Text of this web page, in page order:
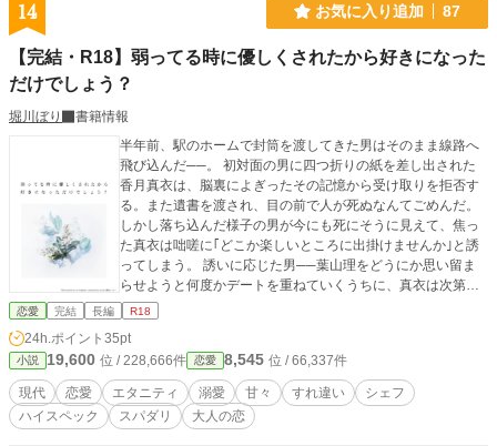
14 お気に入り追加 87
【完結・R18】弱ってる時に優しくされたから好きになった
だけでしょう？
堀川ぼり
書籍情報
半年前、駅のホームで封筒を渡してきた男はそのまま線路へ
飛び込んだ──。 初対面の男に四つ折りの紙を差し出された
香月真衣は、脳裏によぎったその記憶から受け取りを拒否す
る。また遺書を渡され、目の前で人が死ぬなんてごめんだ。
しかし落ち込んだ様子の男が今にも死にそうに見えて、焦っ
た真衣は咄嗟に｢どこか楽しいところに出掛けませんか｣と誘
ってしまう。 誘いに応じた男──葉山理をどうにか思い留ま
らせようと何度かデートを重ねていくうちに、真衣は次第に
葉山に惹かれていくことに。 葉山から告白され、無事に付き
ンジュ〉のオーナーシェフで、“料理界のプリンス”と評される
程の男だということを真衣は後から知ることになった。 早々
に同棲を提案され、帰宅すれば夕食が用意される毎日。甘や
かされ尽くされるほどに、なぜ自分なのかという不安が募っ
ていく。 「弱っていた時に優しくされたから、私のことを好
恋愛 完結 長編 R18
24h.ポイント 35pt
小説 19,600 位 / 228,666件 恋愛 8,545 位 / 66,337件
現代 恋愛 エタニティ 溺愛 甘々 すれ違い
シェフ
ハイスペック
スパダリ 大人の恋